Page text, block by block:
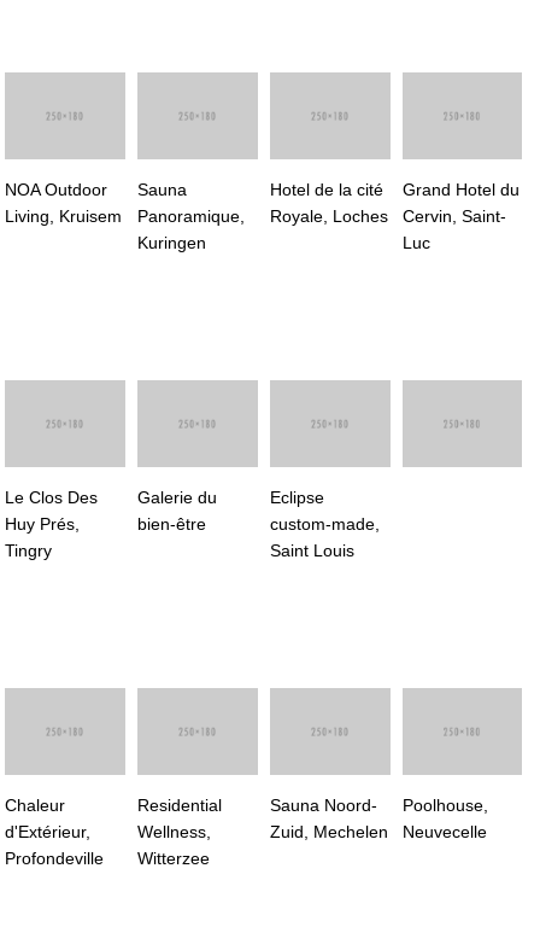
NOA Outdoor
Living, Kruisem
Sauna
Panoramique,
Kuringen
Hotel de la cité
Royale, Loches
Grand Hotel du
Cervin, Saint-
Luc
Le Clos Des
Huy Prés,
Tingry
Galerie du
bien-être
Eclipse
custom-made,
Saint Louis
Chaleur
d'Extérieur,
Profondeville
Residential
Wellness,
Witterzee
Sauna Noord-
Zuid, Mechelen
Poolhouse,
Neuvecelle